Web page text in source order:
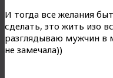
И тогда все желания
сделать, это жить изо
разглядываю мужчин в
не замечала))